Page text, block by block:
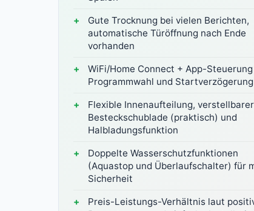
Gute Trocknung bei vielen Berichten,
automatische Türöffnung nach Ende
vorhanden
WiFi/Home Connect + App-
Programmwahl und Startverzögerung
Flexible Innenaufteilung,
Besteckschublade (praktisch) und
Halbladungsfunktion
Doppelte Wasserschutzfunktionen
(Aquastop und Überlaufschalter) für
Sicherheit
Preis-Leistungs-Verhältnis laut